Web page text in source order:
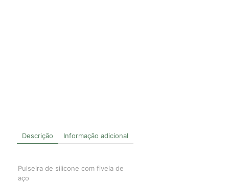
Descrição Informação adicional
Pulseira de silicone com fivela de
aço